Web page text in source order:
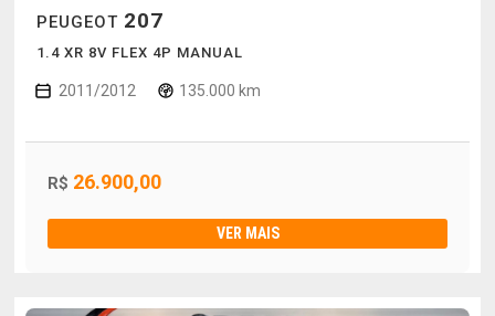
PEUGEOT 207
1.4 XR 8V FLEX 4P MANUAL
2011/2012 135.000 km
R$ 26.900,00
VER MAIS